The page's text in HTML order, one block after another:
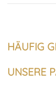
HÄUFIG
UNSERE